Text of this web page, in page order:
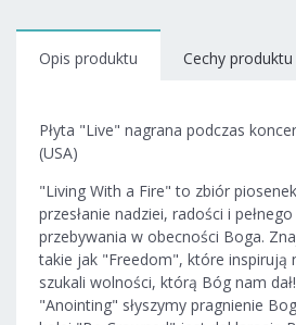
Opis produktu Cechy produktu
Płyta "Live" nagrana podczas
(USA)
"Living With a Fire" to zbiór
przesłanie nadziei, radości i
przebywania w obecności Boga.
takie jak "Freedom", które inspirują
szukali wolności, którą Bóg nam
"Anointing" słyszymy pragnienie